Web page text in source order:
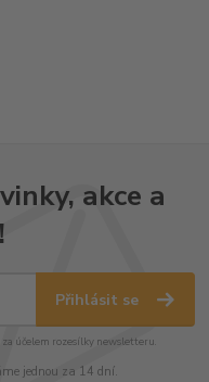
akce a
Přihlásit se
za účelem rozesílky newsletteru.
jednou za 14 dní.